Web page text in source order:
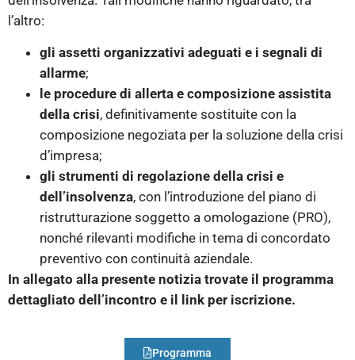
l’altro:
gli assetti organizzativi adeguati e i segnali di
allarme;
le procedure di allerta e composizione assistita
della crisi, definitivamente sostituite con la
composizione negoziata per la soluzione della crisi
d’impresa;
gli strumenti di regolazione della crisi e
dell’insolvenza, con l’introduzione del piano di
ristrutturazione soggetto a omologazione (PRO),
nonché rilevanti modifiche in tema di concordato
preventivo con continuità aziendale.
In allegato alla presente notizia trovate il programma
dettagliato dell’incontro e il link per iscrizione.
Programma